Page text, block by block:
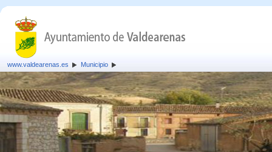
www.valdearenas.es Municipio